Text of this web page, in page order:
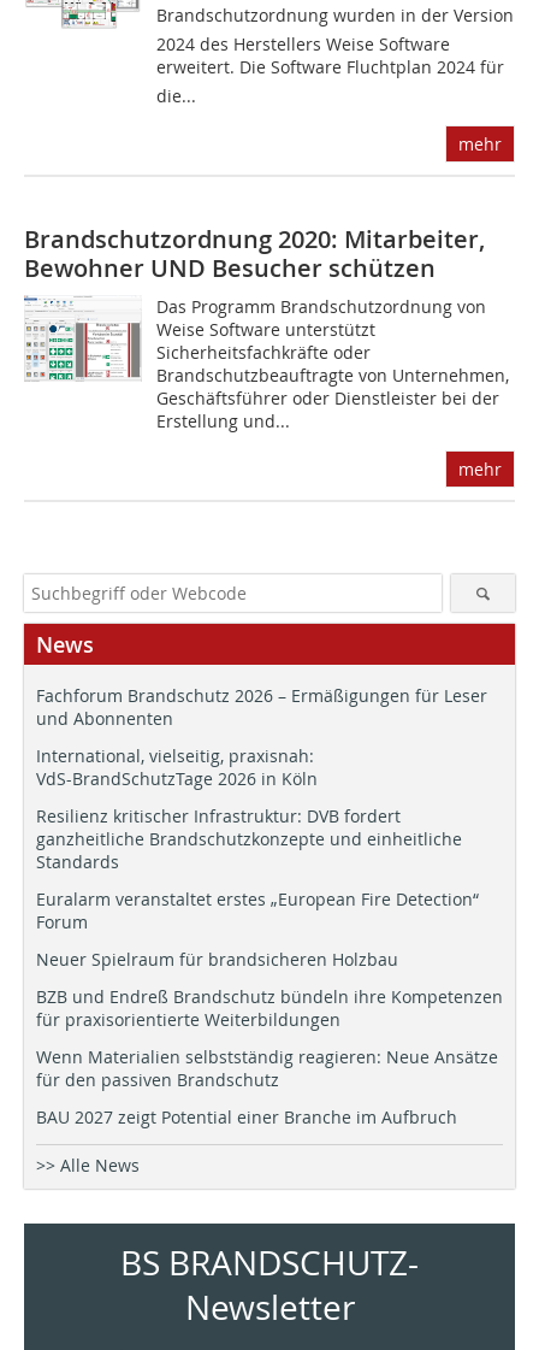
Brandschutzordnung wurden in der Version
2024 des Herstellers Weise Software
erweitert. Die Software Fluchtplan 2024 für
die...
mehr
Brandschutzordnung 2020: Mitarbeiter,
Bewohner UND Besucher schützen
Das Programm Brandschutzordnung von
Weise Software unterstützt
Sicherheitsfachkräfte oder
Brandschutzbeauftragte von Unternehmen,
Geschäftsführer oder Dienstleister bei der
Erstellung und...
mehr
News
Fachforum Brandschutz 2026 – Ermäßigungen für Leser
und Abonnenten
International, vielseitig, praxisnah:
VdS-BrandSchutzTage 2026 in Köln
Resilienz kritischer Infrastruktur: DVB fordert
ganzheitliche Brandschutzkonzepte und einheitliche
Standards
Euralarm veranstaltet erstes „European Fire Detection“
Forum
Neuer Spielraum für brandsicheren Holzbau
BZB und Endreß Brandschutz bündeln ihre Kompetenzen
für praxisorientierte Weiterbildungen
Wenn Materialien selbstständig reagieren: Neue Ansätze
für den passiven Brandschutz
BAU 2027 zeigt Potential einer Branche im Aufbruch
>> Alle News
BS BRANDSCHUTZ-
Newsletter